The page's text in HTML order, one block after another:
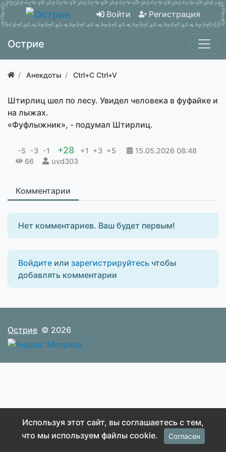
Войти Регистрация
Острие
Анекдоты Ctrl+C Ctrl+V
Штирлиц шел по лесу. Увидел человека в фуфайке и
на лыжах.
«Фуфлыжник», - подумал Штирлиц.
-5 -3 -1 +28 +1 +3 +5 15.05.2026 08:48
66
uvd303
Комментарии
Нет комментариев. Ваш будет первым!
Войдите или зарегистрируйтесь чтобы
добавлять комментарии
Острие © 2026
Используя этот сайт, вы соглашаетесь с тем,
что мы используем файлы cookie.
Согласен